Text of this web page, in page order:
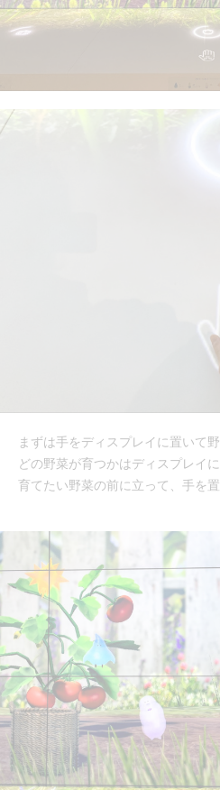
まずは手をディスプレイに置いて
どの野菜が育つかはディスプレイ
育てたい野菜の前に立って、手を置